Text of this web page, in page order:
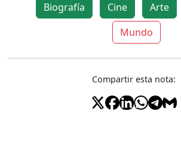
Biografía Cine Arte
Mundo
Compartir esta nota: